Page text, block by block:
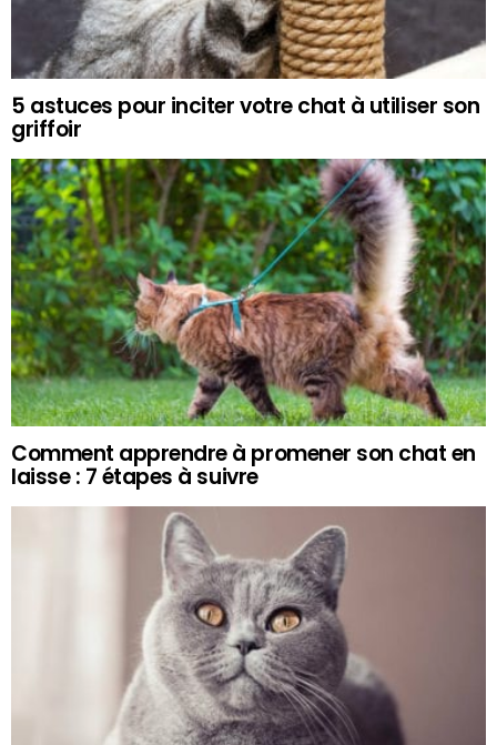
5 astuces pour inciter votre chat à utiliser son
griffoir
Comment apprendre à promener son chat en
laisse : 7 étapes à suivre